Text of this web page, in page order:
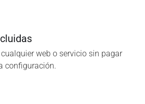
web o servicio sin pagar
configuración.